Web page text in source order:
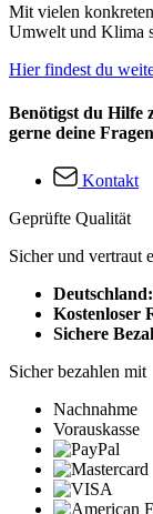
Mit vielen
Umwelt und Klima
Hier findest du
Benötigst du Hilfe
gerne deine
Kontakt
Geprüfte Qualität
Sicher und vertraut
Kostenloser
Sichere
Sicher bezahlen mit
Nachnahme
Vorauskasse